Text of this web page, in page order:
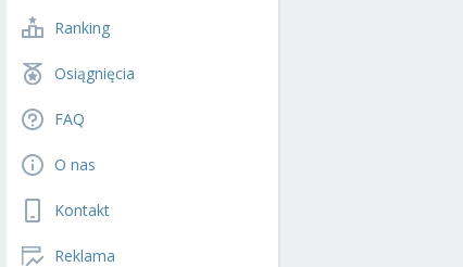
Ranking
Osiągnięcia
FAQ
O nas
Kontakt
Reklama